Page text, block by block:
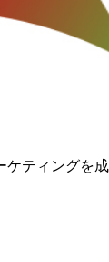
ケティングを